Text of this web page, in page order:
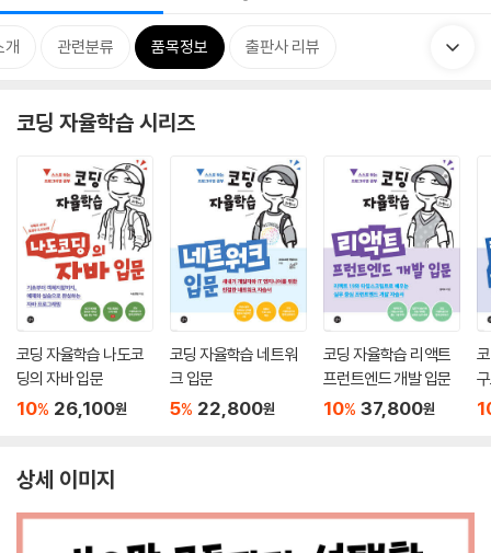
개 관련분류 품목정보 출판사 리뷰
코딩 자율학습 시리즈
코딩 자율학습 나도코
딩의 자바 입문
10% 26,100원
코딩 자율학습 네트워
크 입문
5% 22,800원
코딩 자율학습 리액트
프런트엔드 개발 입문
10% 37,800원
상세 이미지